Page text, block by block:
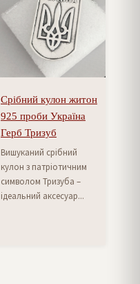
Срібний кулон житон
925 проби Україна
Герб Тризуб
Вишуканий срібний
кулон з патріотичним
символом Тризуба –
ідеальний аксесуар...